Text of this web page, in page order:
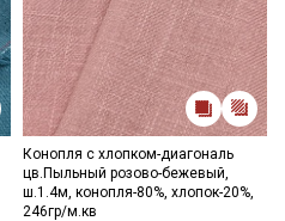
Конопля с хлопком-диагональ
цв.Пыльный розово-бежевый,
ш.1.4м, конопля-80%, хлопок-20%,
246гр/м.кв